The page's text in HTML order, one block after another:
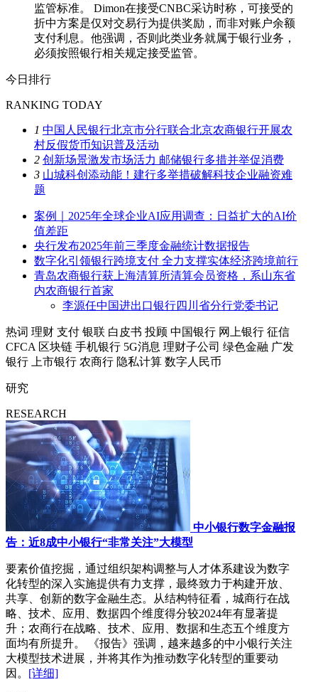
监管标准。 Dimon在接受CNBC采访时称，可接受的
折中方案是仅对交易行为提供奖励，而非对账户余额
支付利息。他强调，否则此类业务就属于银行业务，
必须按照银行相关规定接受监管。
今日排行
RANKING TODAY
1 中国人民银行北京市分行联合北京农商银行开展农
村反假货币知识普及活动
2 创新场景激发市场活力 邮储银行多措并举促消费
3 山城科创添动能！建行多举措破解科技企业融资难
题
案例｜2025年全球企业AI应用调查：日益扩大的AI价
值差距
央行发布2025年前三季度金融统计数据报告
数字化引领银行跨境支付 全力支撑实体经济跨境前行
青岛农商银行获上海清算所清算会员资格，系山东省
内农商银行首家
李源任中国进出口银行四川省分行党委书记
热词 理财 支付 银联 白皮书 投顾 中国银行 网上银行 征信
CFCA 区块链 手机银行 5G消息 理财子公司 绿色金融 广发
银行
上市银行 农商行 隐私计算 数字人民币
研究
RESEARCH
中小银行数字金融报
告：近8成中小银行“非常关注”大模型
要素价值挖掘，通过组织架构调整与人才体系建设为数字
化转型的深入实施提供有力支撑，最终致力于构建开放、
共享、创新的数字金融生态。从结构特征看，城商行在战
略、技术、应用、数据四个维度得分较2024年有显著提
升；农商行在战略、技术、应用、数据和生态五个维度方
面均有所提升。 《报告》强调，越来越多的中小银行关注
大模型技术进展，并将其作为推动数字化转型的重要动
因。 [详细]